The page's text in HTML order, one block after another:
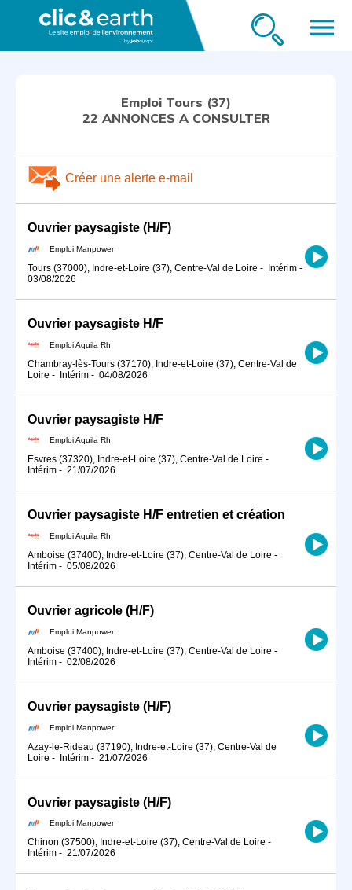
menu
Emploi Tours (37)
22 ANNONCES A CONSULTER
Créer une alerte e-mail
Ouvrier paysagiste (H/F)
Emploi Manpower
Tours (37000), Indre-et-Loire (37), Centre-Val de Loire - Intérim -
03/08/2026
Ouvrier paysagiste H/F
Emploi Aquila Rh
Chambray-lès-Tours (37170), Indre-et-Loire (37), Centre-Val de
Loire - Intérim - 04/08/2026
Ouvrier paysagiste H/F
Emploi Aquila Rh
Esvres (37320), Indre-et-Loire (37), Centre-Val de Loire -
Intérim - 21/07/2026
Ouvrier paysagiste H/F entretien et création
Emploi Aquila Rh
Amboise (37400), Indre-et-Loire (37), Centre-Val de Loire -
Intérim - 05/08/2026
Ouvrier agricole (H/F)
Emploi Manpower
Amboise (37400), Indre-et-Loire (37), Centre-Val de Loire -
Intérim - 02/08/2026
Ouvrier paysagiste (H/F)
Emploi Manpower
Azay-le-Rideau (37190), Indre-et-Loire (37), Centre-Val de
Loire - Intérim - 21/07/2026
Ouvrier paysagiste (H/F)
Emploi Manpower
Chinon (37500), Indre-et-Loire (37), Centre-Val de Loire -
Intérim - 21/07/2026